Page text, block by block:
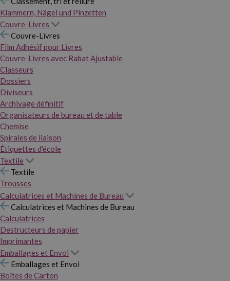
Klammern, Nägel und Pinzetten
Couvre-Livres
Couvre-Livres
Film Adhésif pour Livres
Couvre-Livres avec Rabat Ajustable
Classeurs
Dossiers
Diviseurs
Archivage définitif
Organisateurs de bureau et de table
Chemise
Spirales de liaison
Étiquettes d'école
Textile
Textile
Trousses
Calculatrices et Machines de Bureau
Calculatrices et Machines de Bureau
Calculatrices
Destructeurs de papier
Imprimantes
Emballages et Envoi
Emballages et Envoi
Boîtes de Carton